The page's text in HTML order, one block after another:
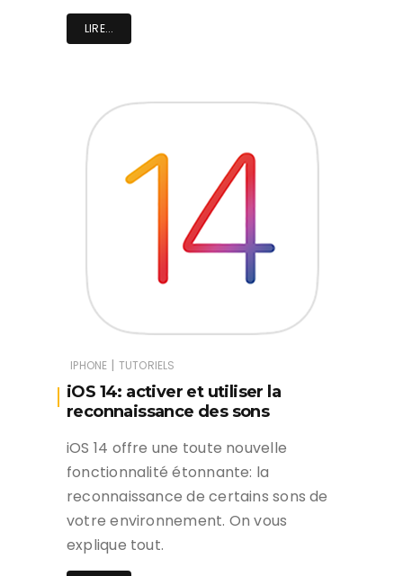
LIRE...
IPHONE | TUTORIELS
iOS 14: activer et utiliser la
reconnaissance des sons
iOS 14 offre une toute nouvelle
fonctionnalité étonnante: la
reconnaissance de certains sons de
votre environnement. On vous
explique tout.